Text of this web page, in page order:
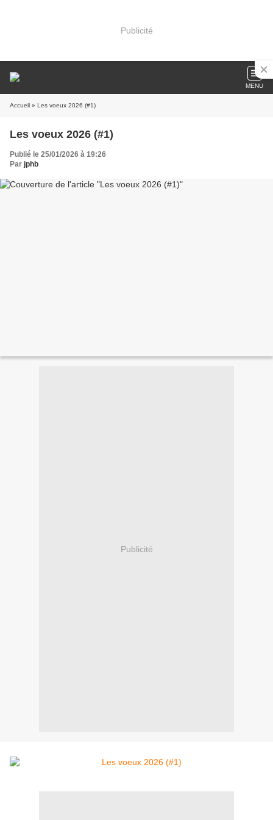
Publicité
MENU
Accueil » Les voeux 2026 (#1)
Les voeux 2026 (#1)
Publié le 25/01/2026 à 19:26
Par jphb
Publicité